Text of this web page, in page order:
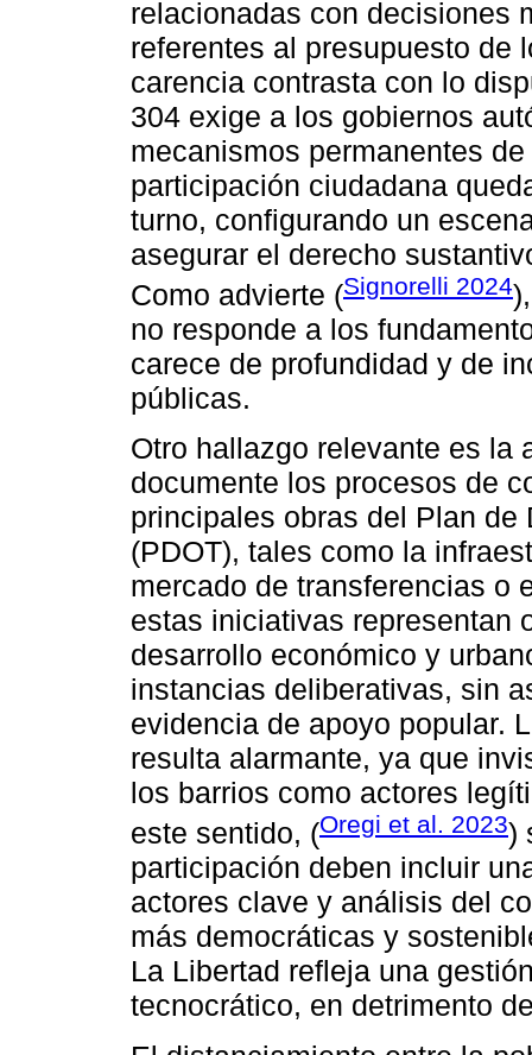
relacionadas con decisiones
referentes al presupuesto de
carencia contrasta con lo
304 exige a los gobiernos
mecanismos permanentes
participación ciudadana
turno, configurando un
asegurar el derecho
Como advierte (Signorelli 2024
no responde a los
carece de profundidad y de
públicas.
Otro hallazgo relevante es la
documente los procesos de
principales obras del Plan de
(PDOT), tales como la
mercado de transferencias o
estas iniciativas representan
desarrollo económico y
instancias deliberativas, sin
evidencia de apoyo popular.
resulta alarmante, ya que
los barrios como actores
este sentido, (Oregi et al. 2023)
participación deben incluir
actores clave y análisis del
más democráticas y
La Libertad refleja una
tecnocrático, en detrimento